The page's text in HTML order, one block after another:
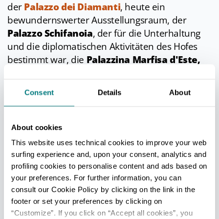
Consent Details About
About cookies
This website uses technical cookies to improve your web
surfing experience and, upon your consent, analytics and
profiling cookies to personalise content and ads based on
your preferences. For further information, you can
consult our Cookie Policy by clicking on the link in the
footer or set your preferences by clicking on
“Customize”. If you click on “Accept all cookies”, you
derPalazzo dei Diamanti, heute ein
bewundernswerter Ausstellungsraum, der
Palazzo Schifanoia, der für die Unterhaltung
und die diplomatischen Aktivitäten des Hofes
bestimmt war, die Palazzina Marfisa d'Este,
Costabili
, in dem sich heute das
Archäologische Nationalmuseum
befindet.
Große Maler wie Cosmè Tura, Dosso Dossi
und Garofaloarbeiteten in der anregenden
Atmosphäre der Stadt, und brachten in kurzer
Zeit auch Gelehrte, Wissenschaftler und
Schriftsteller wie Pietro Bembo, Ludovico Ariosto
und Torquato Tasso an den Hof.
Aber die Aktivitäten der Familie Este